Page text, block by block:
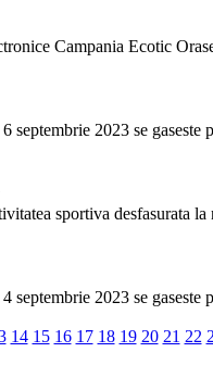
Campania Ecotic
2023 se gaseste
sportiva desfasurata
2023 se gaseste
14 15 16 17 18 19 20 21 22